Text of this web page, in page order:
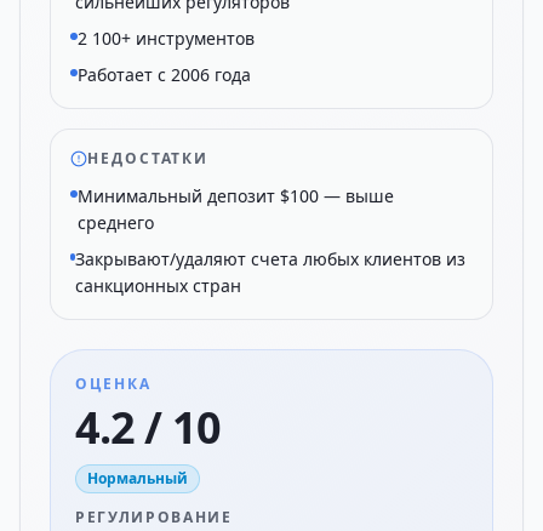
2 100+ инструментов
Работает с 2006 года
НЕДОСТАТКИ
Минимальный депозит $100 — выше
среднего
Закрывают/удаляют счета любых клиентов из
санкционных стран
ОЦЕНКА
4.2 / 10
Нормальный
РЕГУЛИРОВАНИЕ